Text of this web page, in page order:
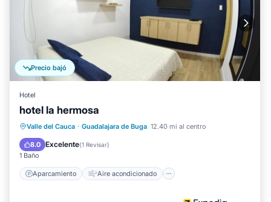
Precio bajó
Hotel
hotel la hermosa
Valle del Cauca · Guadalajara de Buga 12.40 mi al centro
8.0 Excelente(1 Revisar)
1 Baño
Aparcamiento Aire acondicionado
Aparcamiento
Aire acondicionado
Internet